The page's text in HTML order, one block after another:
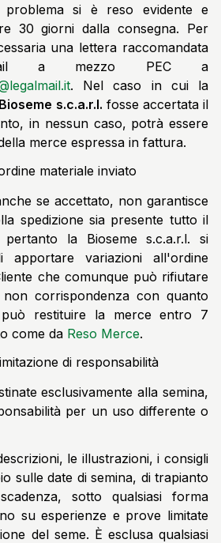
si è reso evidente e
30 giorni dalla consegna. Per
una lettera raccomandata
a mezzo PEC a
. Nel caso in cui la
Bioseme s.c.a.r.l. fosse accertata il
in nessun caso, potrà essere
merce espressa in fattura.
materiale inviato
se accettato, non garantisce
spedizione sia presente tutto il
pertanto la Bioseme s.c.a.r.l. si
variazioni all'ordine
che comunque può rifiutare
corrispondenza con quanto
restituire la merce entro 7
come da Reso Merce.
di responsabilità
esclusivamente alla semina,
per un uso differente o
le illustrazioni, i consigli
sulle date di semina, di trapianto
sotto qualsiasi forma
su esperienze e prove limitate
del seme. È esclusa qualsiasi